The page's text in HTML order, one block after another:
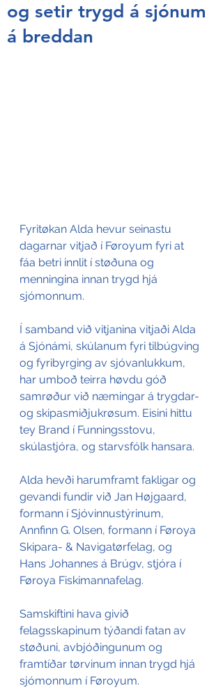
og setir trygd á sjónum
á breddan
Fyritøkan Alda hevur seinastu
dagarnar vitjað í Føroyum fyri at
fáa betri innlit í støðuna og
menningina innan trygd hjá
sjómonnum.
Í samband við vitjanina vitjaði Alda
á Sjónámi, skúlanum fyri tilbúgving
og fyribyrging av sjóvanlukku­m,
har umboð teirra høvdu góð
samrøður við næmingar á trygdar-
og skipasmiðjukrøsum. Eisini hittu
tey Brand í Funningsstovu,
skúlastjóra, og starvsfólk hansara.
Alda hevði harumframt fakligar og
gevandi fundir við Jan Højgaard,
formann í Sjóvinnustýrinum,
Annfinn G. Olsen, formann í Føroya
Skipara- & Navigatørfelag, og
Hans Johannes á Brúgv, stjóra í
Føroya Fiskimannafelag.
Samskiftini hava givið
felagsskapinum týðandi fatan av
støðuni, avbjóðingunum og
framtíðar tørvinum innan trygd hjá
sjómonnum í Føroyum.